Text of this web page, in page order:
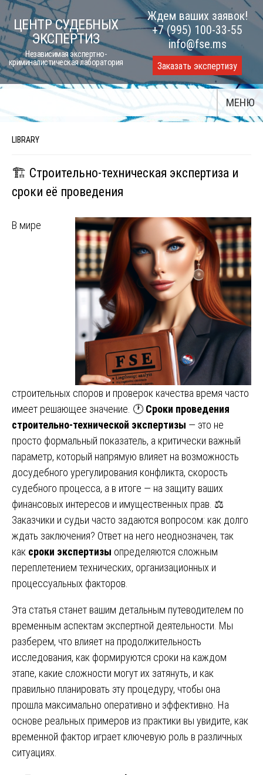
Skip
to
content
ЦЕНТР СУДЕБНЫХ
ЭКСПЕРТИЗ
Независимая экспертно-
криминалистическая лаборатория
Ждем ваших заявок!
+7 (995) 100-33-55
info@fse.ms
Заказать экспертизу
МЕНЮ
LIBRARY
🏗️ Строительно-техническая экспертиза и
сроки её проведения
В мире
строительных споров и проверок качества время часто
имеет решающее значение. 🕐Сроки проведения
строительно-технической экспертизы — это не
просто формальный показатель, а критически важный
параметр, который напрямую влияет на возможность
досудебного урегулирования конфликта, скорость
судебного процесса, а в итоге — на защиту ваших
финансовых интересов и имущественных прав. ⚖️
Заказчики и судьи часто задаются вопросом: как долго
ждать заключения? Ответ на него неоднозначен, так
как сроки экспертизы определяются сложным
переплетением технических, организационных и
процессуальных факторов.
Эта статья станет вашим детальным путеводителем по
временным аспектам экспертной деятельности. Мы
разберем, что влияет на продолжительность
исследования, как формируются сроки на каждом
этапе, какие сложности могут их затянуть, и как
правильно планировать эту процедуру, чтобы она
прошла максимально оперативно и эффективно. На
основе реальных примеров из практики вы увидите, как
временной фактор играет ключевую роль в различных
ситуациях.